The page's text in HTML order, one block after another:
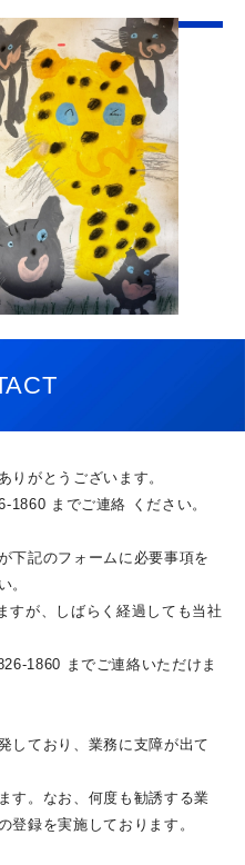
りがとうございます。
1860 までご連絡 ください。
下記のフォームに必要事項を
。
が、しばらく経過しても当社
1860 までご連絡いただけま
しており、業務に支障が出て
す。なお、何度も勧誘する業
登録を実施しております。